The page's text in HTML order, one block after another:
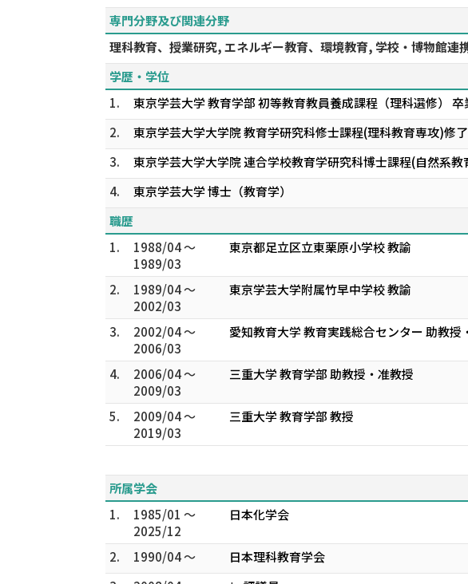
専門分野及び関連分野
理科教育、授業研究, エネルギー教育、環境教育, 学校・博物館連
学歴・学位
1.
東京学芸大学 教育学部 初等教育教員養成課程（理科選修） 卒
2.
東京学芸大学大学院 教育学研究科修士課程(理科教育専攻)修了
3.
東京学芸大学大学院 連合学校教育学研究科博士課程(自然系教
4.
東京学芸大学 博士（教育学）
職歴
1.
1988/04 ～
1989/03
東京都足立区立東栗原小学校 教諭
2.
1989/04 ～
2002/03
東京学芸大学附属竹早中学校 教諭
3.
2002/04 ～
2006/03
愛知教育大学 教育実践総合センター 助教授
4.
2006/04 ～
2009/03
三重大学 教育学部 助教授・准教授
5.
2009/04 ～
2019/03
三重大学 教育学部 教授
所属学会
1.
1985/01 ～
2025/12
日本化学会
2. 1990/04 ～
日本理科教育学会